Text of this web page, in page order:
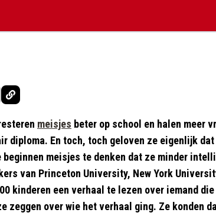
meisjes beter op school en halen meer
diploma. En toch, toch geloven ze eigenlijk
beginnen meisjes te denken dat ze minder
van Princeton University, New York
kinderen een verhaal te lezen over iemand
zeggen over wie het verhaal ging. Ze konden